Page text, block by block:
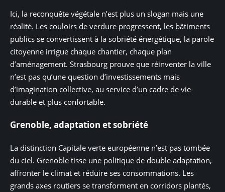
Ici, la reconquête végétale n’est plus un slogan mais une
réalité. Les couloirs de verdure progressent, les bâtiments
publics se convertissent à la sobriété énergétique, la parole
citoyenne irrigue chaque chantier, chaque plan
d’aménagement. Strasbourg prouve que réinventer la ville
n’est pas qu’une question d’investissements mais
d’imagination collective, au service d’un cadre de vie
durable et plus confortable.
Grenoble, adaptation et sobriété
La distinction Capitale verte européenne n’est pas tombée
du ciel. Grenoble tisse une politique de double adaptation,
affronter le climat et réduire ses consommations. Les
grands axes routiers se transforment en corridors plantés,